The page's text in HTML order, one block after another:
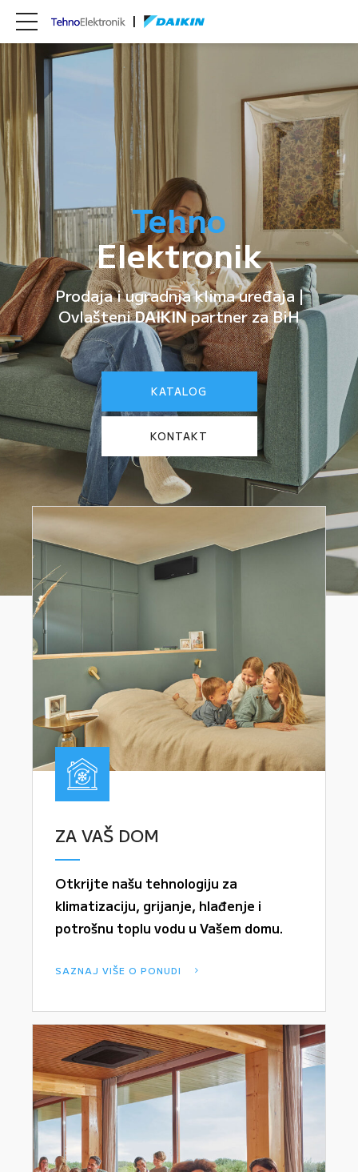
Tehno
Elektronik
Prodaja i ugradnja klima uređaja |
OvlašteniDAIKINpartner za BiH
KATALOG
KONTAKT
ZA VAŠ DOM
Otkrijte našu tehnologiju za
klimatizaciju, grijanje, hlađenje i
potrošnu toplu vodu u Vašem domu.
SAZNAJ VIŠE O PONUDI